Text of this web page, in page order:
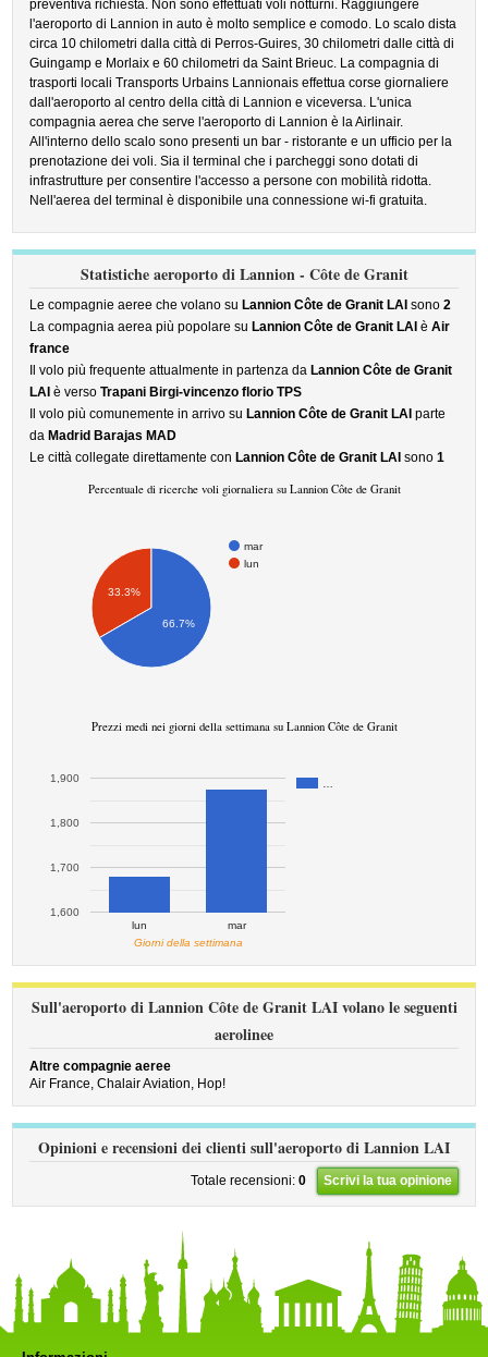
preventiva richiesta. Non sono effettuati voli notturni. Raggiungere
l'aeroporto di Lannion in auto è molto semplice e comodo. Lo scalo dista
circa 10 chilometri dalla città di Perros-Guires, 30 chilometri dalle città di
Guingamp e Morlaix e 60 chilometri da Saint Brieuc. La compagnia di
trasporti locali Transports Urbains Lannionais effettua corse giornaliere
dall'aeroporto al centro della città di Lannion e viceversa. L'unica
compagnia aerea che serve l'aeroporto di Lannion è la Airlinair.
All'interno dello scalo sono presenti un bar - ristorante e un ufficio per la
prenotazione dei voli. Sia il terminal che i parcheggi sono dotati di
infrastrutture per consentire l'accesso a persone con mobilità ridotta.
Nell'aerea del terminal è disponibile una connessione wi-fi gratuita.
Statistiche aeroporto di Lannion - Côte de Granit
Le compagnie aeree che volano su Lannion Côte de Granit LAI sono2
La compagnia aerea più popolare su Lannion Côte de Granit LAI èAir
france
Il volo più frequente attualmente in partenza da Lannion Côte de Granit
LAI è versoTrapani Birgi-vincenzo florio TPS
Il volo più comunemente in arrivo su Lannion Côte de Granit LAI parte
da Madrid Barajas MAD
Le città collegate direttamente con Lannion Côte de Granit LAI sono1
Percentuale di ricerche voli giornaliera su Lannion Côte de Granit
mar
lun
33.3%
66.7%
Prezzi medi nei giorni della settimana su Lannion Côte de Granit
lun mar
1,600
1,700
1,800
1,900
Giorni della settimana
Sull'aeroporto di Lannion Côte de Granit LAI volano le seguenti
aerolinee
Altre compagnie aeree
Air France,Chalair Aviation, Hop!
Opinioni e recensioni dei clienti sull'aeroporto di Lannion LAI
Totale recensioni: 0 Scrivi la tua opinione